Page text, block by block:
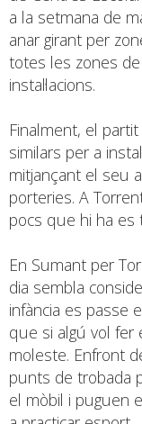
a la setmana de
anar girant per
totes les zones
instal·lacions.
Finalment, el
similars per a
mitjançant el seu
porteries. A
pocs que hi ha es
En Sumant per
dia sembla
infància es passe
que si algú vol fer
moleste. Enfront
punts de trobada
el mòbil i puguen